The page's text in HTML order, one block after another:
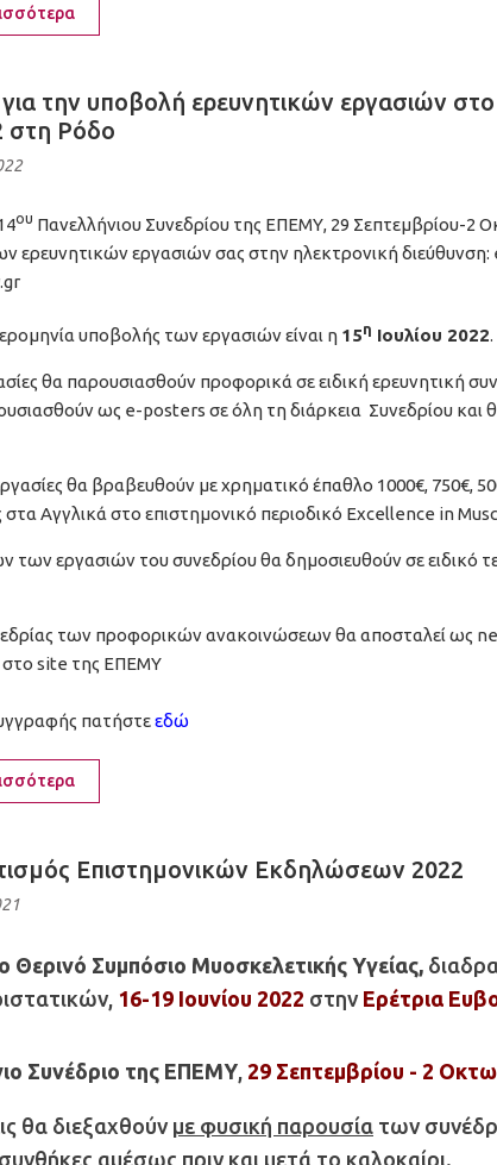
την υποβολή ερευνητικών εργασιών
στη Ρόδο
ου Πανελλήνιου Συνεδρίου της ΕΠΕΜΥ, 29 Σεπτεμβρίου-2
ερευνητικών εργασιών σας στην ηλεκτρονική διεύθυνση:
υποβολής των εργασιών είναι η 15η Ιουλίου 2022.
θα παρουσιασθούν προφορικά σε ειδική ερευνητική
ως e-posters σε όλη τη διάρκεια Συνεδρίου
θα βραβευθούν με χρηματικό έπαθλο 1000€, 750€,
στα Αγγλικά στο επιστημονικό περιοδικό Excellence in
των εργασιών του συνεδρίου θα δημοσιευθούν σε ειδικό
των προφορικών ανακοινώσεων θα αποσταλεί ως
στο site της ΕΠΕΜΥ
πατήστεεδώ
Επιστημονικών Εκδηλώσεων 2022
Θερινό Συμπόσιο Μυοσκελετικής Υγείας,
16-19 Ιουνίου 2022 στην Ερέτρια
Συνέδριο της ΕΠΕΜΥ, 29 Σεπτεμβρίου - 2
θα διεξαχθούν με φυσική παρουσία των
αμέσως πριν και μετά το καλοκαίρι.